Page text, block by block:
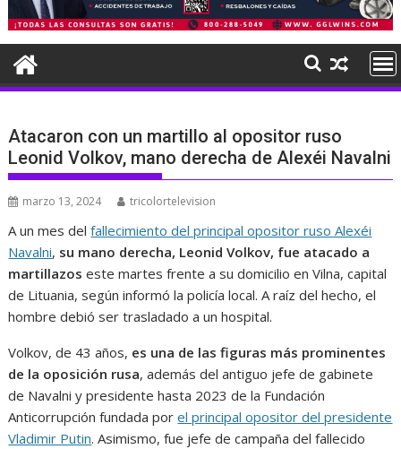
Atacaron con un martillo al opositor ruso
Leonid Volkov, mano derecha de Alexéi Navalni
marzo 13, 2024 tricolortelevision
A un mes delfallecimiento del principal opositor ruso Alexéi
Navalni, su mano derecha, Leonid Volkov, fue atacado a
martillazos este martes frente a su domicilio en Vilna, capital
de Lituania, según informó la policía local. A raíz del hecho, el
hombre debió ser trasladado a un hospital.
Volkov, de 43 años, es una de las figuras más prominentes
de la oposición rusa, además del antiguo jefe de gabinete
de Navalni y presidente hasta 2023 de la Fundación
Anticorrupción fundada porel principal opositor del presidente
Vladimir Putin. Asimismo, fue jefe de campaña del fallecido